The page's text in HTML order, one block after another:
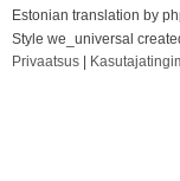
Estonian translation by
Style we_universal
Privaatsus |